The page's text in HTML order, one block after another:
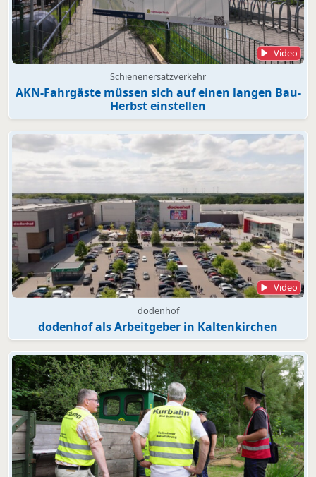
Video
Schienenersatzverkehr
AKN-Fahrgäste müssen sich auf einen langen Bau-
Herbst einstellen
Video
dodenhof
dodenhof als Arbeitgeber in Kaltenkirchen